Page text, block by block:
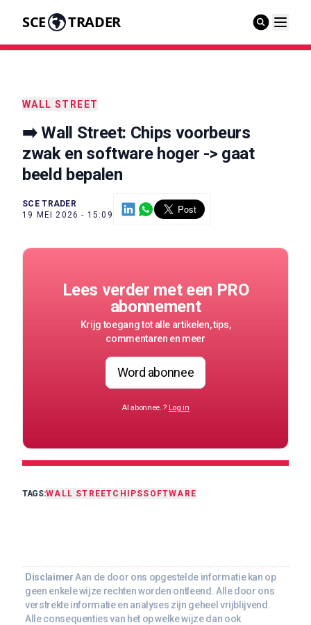
SCE TRADER
WALL STREET
➡️ Wall Street: Chips voorbeurs
zwak en software hoger -> gaat
beeld bepalen
SCE TRADER
19 MEI 2026 - 15:09
Lees verder met een PRO
abonnement
Krijg toegang tot alle artikelen, tips,
commentaren en meer
Word abonnee
Al abonnee..? Log in
TAGS:WALL STREETCHIPSSOFTWARE
Disclaimer Aan de door ons opgestelde informatie kan op
geen enkele wijze rechten worden ontleend. Alle door ons
verstrekte informatie en analyses zijn geheel vrijblijvend.
Alle consequenties van het op welke wijze dan ook